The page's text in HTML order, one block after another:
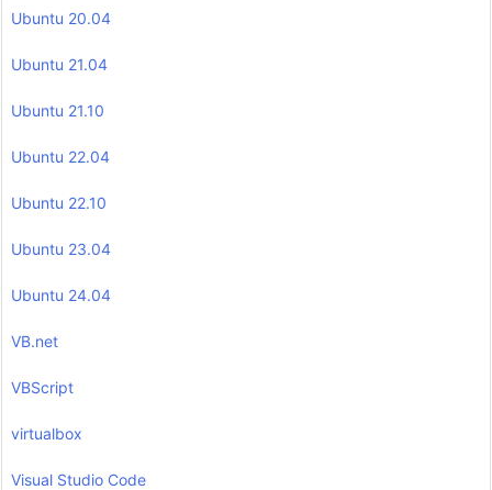
Ubuntu 20.04
Ubuntu 21.04
Ubuntu 21.10
Ubuntu 22.04
Ubuntu 22.10
Ubuntu 23.04
Ubuntu 24.04
VB.net
VBScript
virtualbox
Visual Studio Code